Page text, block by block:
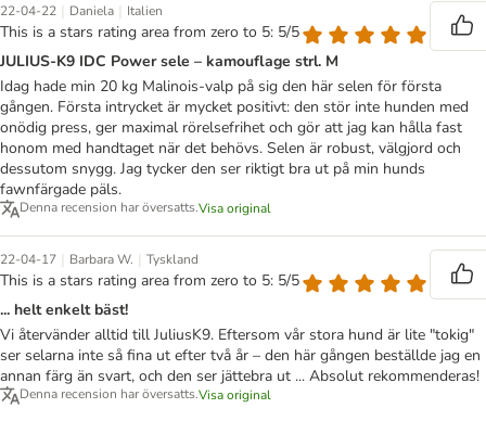
22-04-22 | Daniela | Italien
This is a stars rating area from zero to 5: 5/5
JULIUS-K9 IDC Power sele – kamouflage strl. M
Idag hade min 20 kg Malinois-valp på sig den här selen för första
gången. Första intrycket är mycket positivt: den stör inte hunden med
onödig press, ger maximal rörelsefrihet och gör att jag kan hålla fast
honom med handtaget när det behövs. Selen är robust, välgjord och
dessutom snygg. Jag tycker den ser riktigt bra ut på min hunds
fawnfärgade päls.
Denna recension har översatts.Visa original
22-04-17 | Barbara W. | Tyskland
This is a stars rating area from zero to 5: 5/5
... helt enkelt bäst!
Vi återvänder alltid till JuliusK9. Eftersom vår stora hund är lite "tokig"
ser selarna inte så fina ut efter två år – den här gången beställde jag en
annan färg än svart, och den ser jättebra ut ... Absolut rekommenderas!
Denna recension har översatts.Visa original